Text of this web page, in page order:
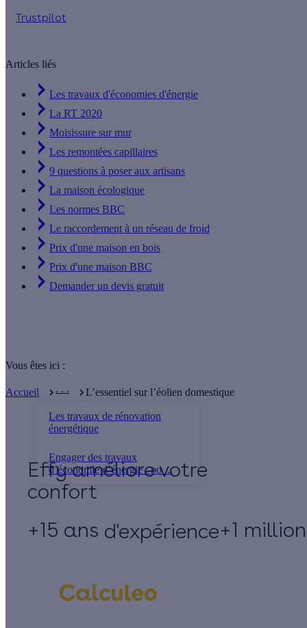
Trustpilot
Articles liés
Les travaux d'économies d'énergie
La RT 2020
Moisissure sur mur
Les remontées capillaires
9 questions à poser aux artisans
La maison écologique
Les normes BBC
Le raccordement à un réseau de froid
Prix d'une maison en bois
Prix d'une maison BBC
Demander un devis gratuit
Vous êtes ici :
Accueil . . .
Les travaux de rénovation
énergétique
Engager des travaux
d’économie d’énergie : po ...
L’essentiel sur l’éolien domestique
Effy
+15 ans d'expérience+1